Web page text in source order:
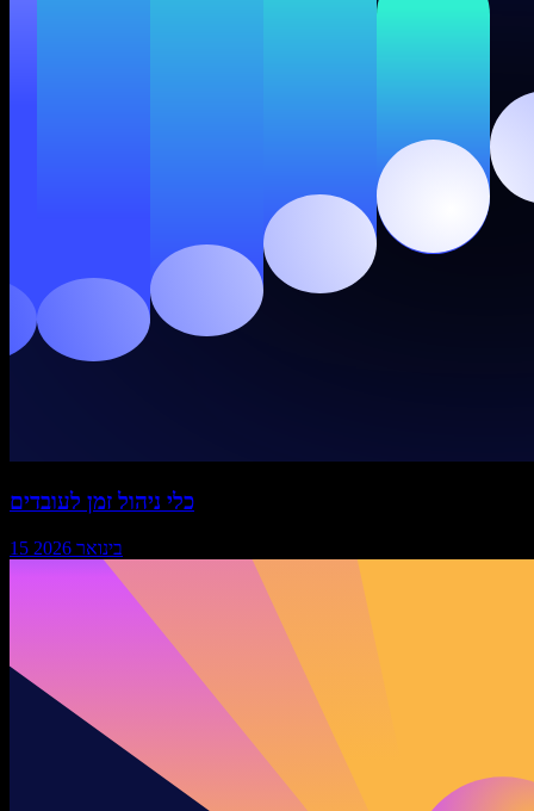
כלי ניהול זמן לעובדים
15 בינואר 2026